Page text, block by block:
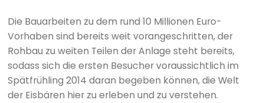
Die Bauarbeiten zu dem rund 10 Millionen Euro-
Vorhaben sind bereits weit vorangeschritten, der
Rohbau zu weiten Teilen der Anlage steht bereits,
sodass sich die ersten Besucher voraussichtlich im
Spätfrühling 2014 daran begeben können, die Welt
der Eisbären hier zu erleben und zu verstehen.